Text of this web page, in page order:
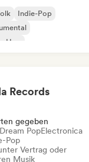
Indie-Pop
Hop
Records
gegeben
Dream PopElectronica
Pop
Vertrag oder
Musik